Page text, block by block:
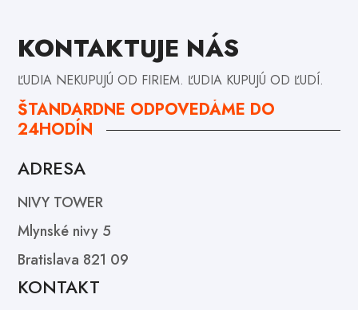
ŠTANDARDNE ODPOVEDÁME DO
24HODÍN
KONTAKTUJE NÁS
ĽUDIA NEKUPUJÚ OD FIRIEM. ĽUDIA KUPUJÚ OD ĽUDÍ.
ADRESA
NIVY TOWER
Mlynské nivy 5
Bratislava 821 09
KONTAKT